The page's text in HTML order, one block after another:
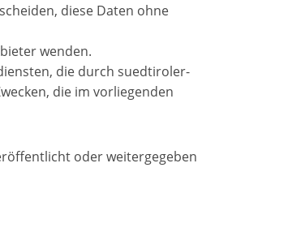
diese Daten ohne
wenden.
die durch suedtiroler-
die im vorliegenden
oder weitergegeben